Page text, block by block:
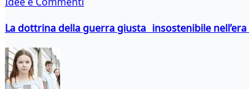
La dottrina della guerra giusta insostenibile